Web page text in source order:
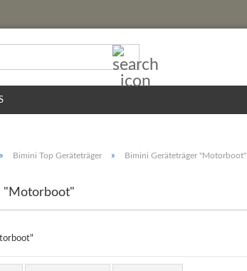
» Bimini Top Geräteträger » Bimini Geräteträger "Motorboot"
"Motorboot"